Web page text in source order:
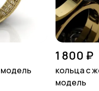
1 800 ₽
кольца с
модель